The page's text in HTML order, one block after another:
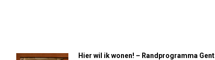
Hier wil ik wonen! – Randprogramma Gent